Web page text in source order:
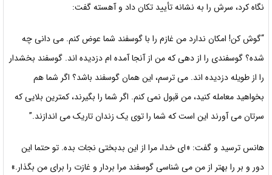
نگاه کرد، سرش را به نشانه تأیید تکان داد و آهسته گفت:
“گوش کن! امکان ندارد من غازم را با گوسفند شما عوض کنم. می دانی چه
شده؟ گوسفندی را از دهی که من از آنجا آمده ام دزدیده اند. گوسفند بخشدار
را از طویله دزدیده اند. می ترسم، این همان گوسفند باشد؟ اگر شما هم
بخواهید معامله کنید، من قبول نمی کنم. اگر شما را بگیرند، کمترین بلایی که
سرتان می آورند این است که شما را توی یک زندان تاریک می اندازند.”
هانس ترسید و گفت: «ای خدا، مرا از این بدبختی نجات بده. تو حتما این
دور و بر را بهتر از من می شناسی گوسفند مرا بردار و غازت را برای من بگذار.»